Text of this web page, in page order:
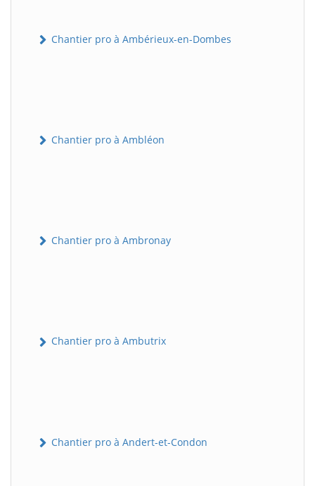
Chantier pro à Ambérieux-en-Dombes
Chantier pro à Ambléon
Chantier pro à Ambronay
Chantier pro à Ambutrix
Chantier pro à Andert-et-Condon